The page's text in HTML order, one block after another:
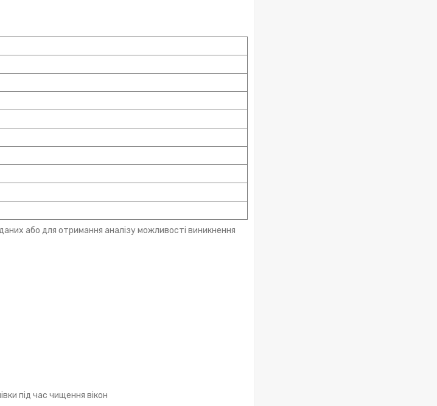
або для отримання аналізу можливості виникнення
під час чищення вікон